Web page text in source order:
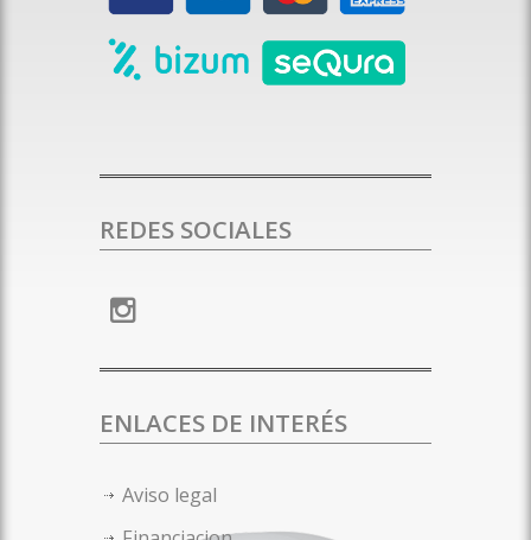
REDES SOCIALES
ENLACES DE INTERÉS
Aviso legal